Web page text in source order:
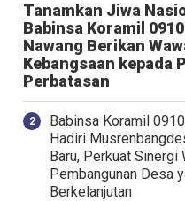
Tanamkan Jiwa
Babinsa Koramil
Nawang Berikan
Kebangsaan kepada
Perbatasan
Babinsa Koramil
Hadiri
Baru, Perkuat Sinergi
Pembangunan Desa
Berkelanjutan